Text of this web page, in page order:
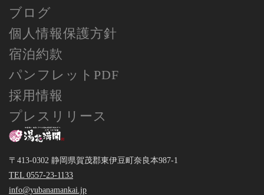
ブログ
個人情報保護方針
宿泊約款
パンフレットPDF
採用情報
プレスリリース
〒413-0302 静岡県賀茂郡東伊豆町奈良本987-1
TEL 0557-23-1133
info@yubanamankai.jp